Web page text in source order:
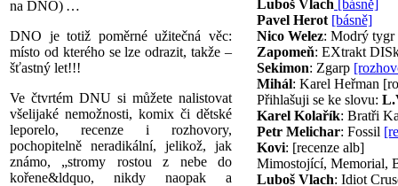
na DNO) …
DNO je totiž poměrné užitečná věc:
místo od kterého se lze odrazit, takže –
šťastný let!!!
Ve čtvrtém DNU si můžete nalistovat
všelijaké nemožnosti, komix či dětské
leporelo, recenze i rozhovory,
pochopitelně neradikální, jelikož, jak
známo, „stromy rostou z nebe do
kořene&ldquo, nikdy naopak a
Luboš Vlach [básně]
Pavel Herot [básně]
Nico Welez: Modrý tygr
Zapomeň: EXtrakt
Sekimon: Zgarp
Mihál: Karel Heřman
Přihlašuji se ke slovu:
Karel Kolařík: Bratři
Petr Melichar: Fossil
Kovi: [recenze alb]
Mimostojící, Memorial,
Luboš Vlach: Idiot